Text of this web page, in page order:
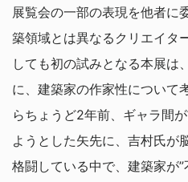
展覧会の一部の表現を他者に
築領域とは異なるクリエイタ
しても初の試みとなる本展は
に、建築家の作家性について
らちょうど2年前、ギャラ間
ようとした矢先に、吉村氏が
格闘している中で、建築家が